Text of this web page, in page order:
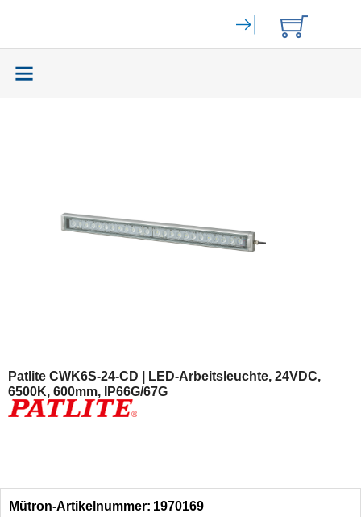
Bahngeräte
Patlite CWK6S-24-CD | LED-Arbeitsleuchte, 24VDC,
6500K, 600mm, IP66G/67G
Mütron-Artikelnummer: 1970169